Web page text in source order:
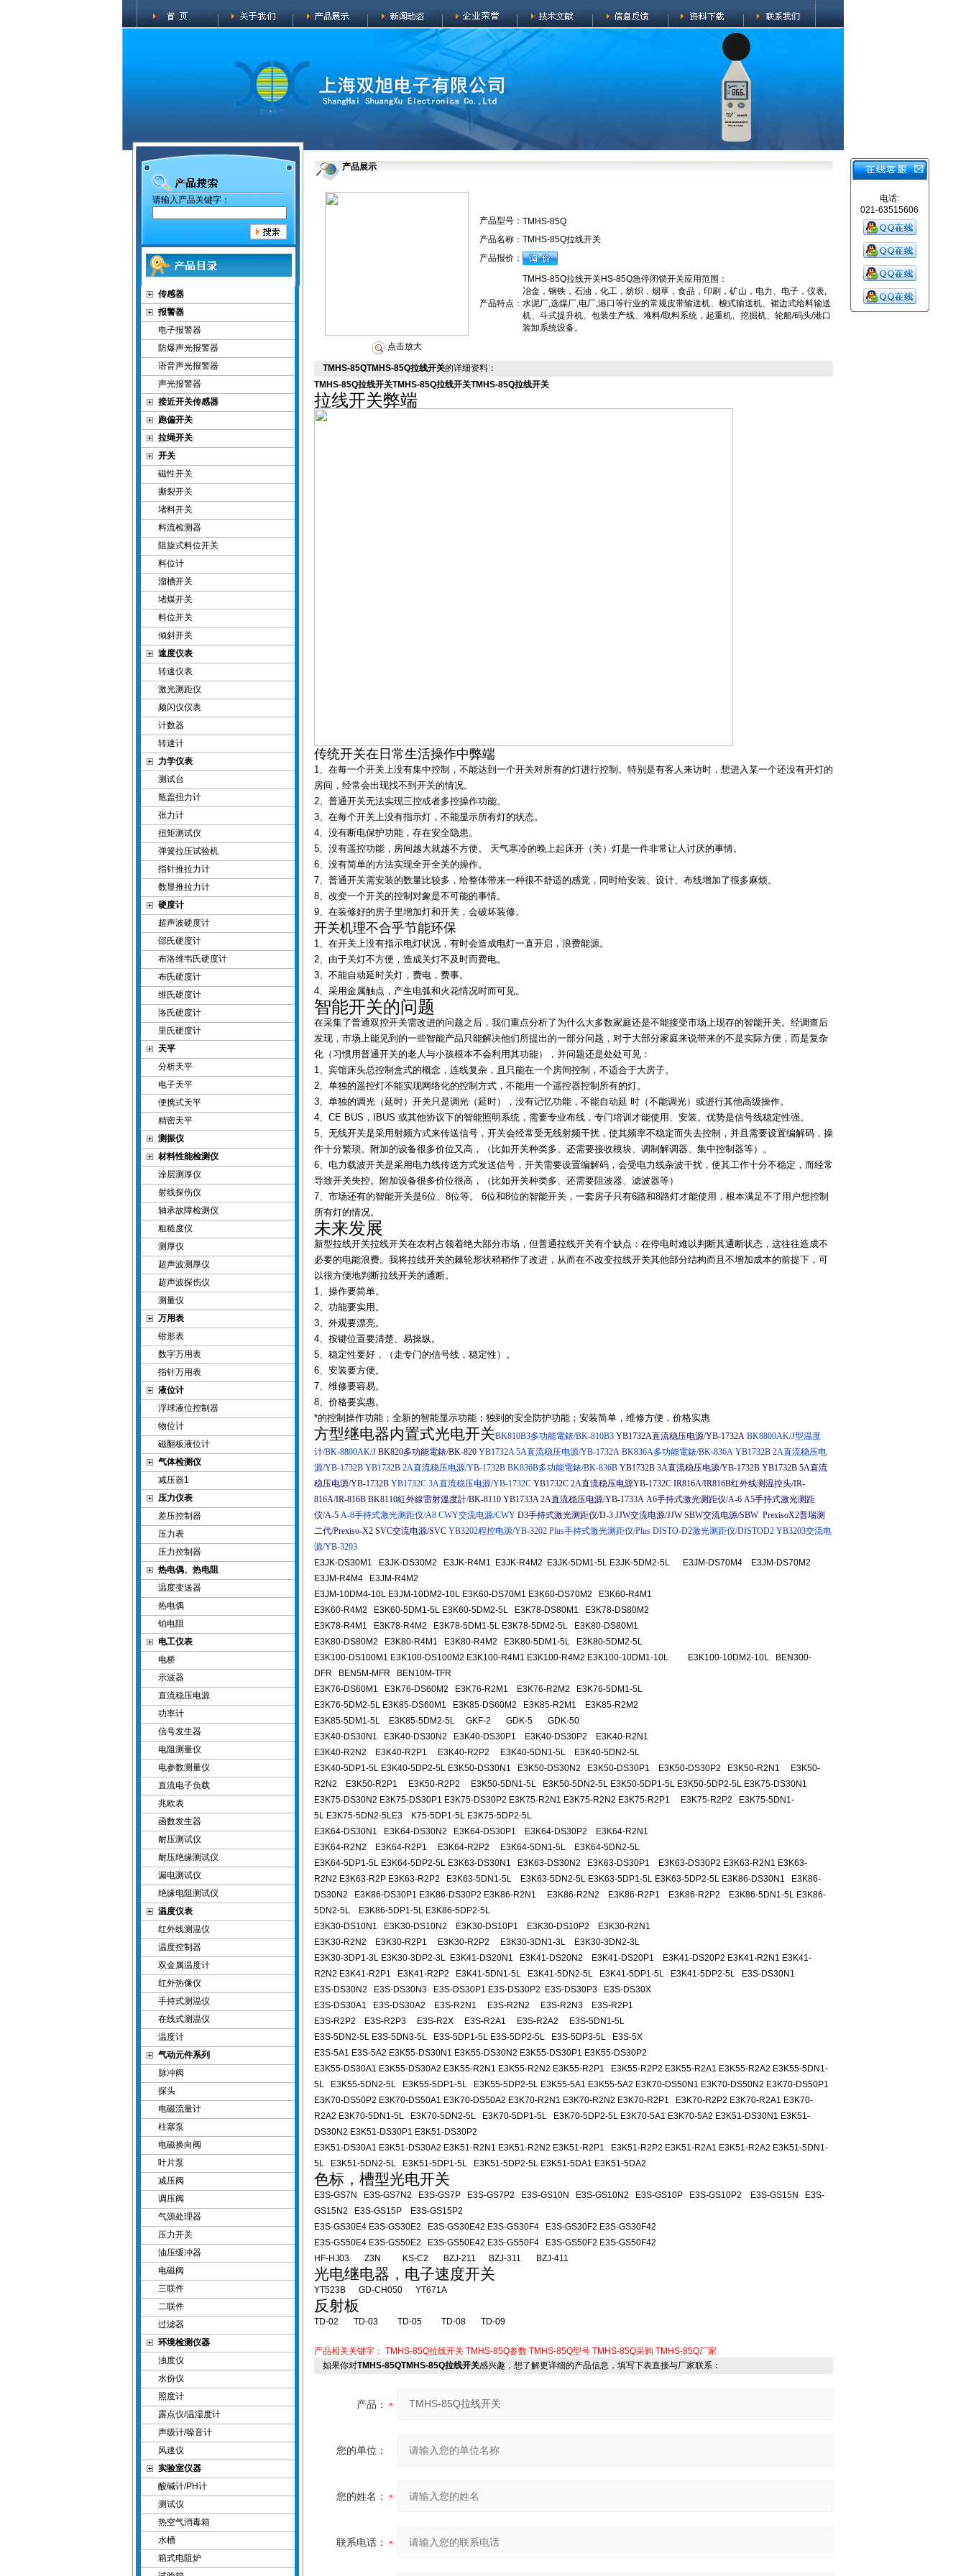
电话:
021-63515606
请输入产品关键字：
传感器
报警器
电子报警器
防爆声光报警器
语音声光报警器
声光报警器
接近开关传感器
跑偏开关
拉绳开关
开关
磁性开关
撕裂开关
堵料开关
料流检测器
阻旋式料位开关
料位计
溜槽开关
堵煤开关
料位开关
倾斜开关
速度仪表
转速仪表
激光测距仪
频闪仪仪表
计数器
转速计
力学仪表
测试台
瓶盖扭力计
张力计
扭矩测试仪
弹簧拉压试验机
指针推拉力计
数显推拉力计
硬度计
超声波硬度计
邵氏硬度计
布洛维韦氏硬度计
布氏硬度计
维氏硬度计
洛氏硬度计
里氏硬度计
天平
分析天平
电子天平
便携式天平
精密天平
测振仪
材料性能检测仪
涂层测厚仪
射线探伤仪
轴承故障检测仪
粗糙度仪
测厚仪
超声波测厚仪
超声波探伤仪
测量仪
万用表
钳形表
数字万用表
指针万用表
液位计
浮球液位控制器
物位计
磁翻板液位计
气体检测仪
减压器1
压力仪表
差压控制器
压力表
压力控制器
热电偶、热电阻
温度变送器
热电偶
铂电阻
电工仪表
电桥
示波器
直流稳压电源
功率计
信号发生器
电阻测量仪
电参数测量仪
直流电子负载
兆欧表
函数发生器
耐压测试仪
耐压绝缘测试仪
漏电测试仪
绝缘电阻测试仪
温度仪表
红外线测温仪
温度控制器
双金属温度计
红外热像仪
手持式测温仪
在线式测温仪
温度计
气动元件系列
脉冲阀
探头
电磁流量计
柱塞泵
电磁换向阀
叶片泵
减压阀
调压阀
气源处理器
压力开关
油压缓冲器
电磁阀
三联件
二联件
过滤器
环境检测仪器
浊度仪
水份仪
照度计
露点仪/温湿度计
声级计/噪音计
风速仪
实验室仪器
酸碱计/PH计
测试仪
热空气消毒箱
水槽
箱式电阻炉
产品展示
点击放大
产品型号： TMHS-85Q
产品名称： TMHS-85Q拉线开关
产品报价：
产品特点：
TMHS-85Q拉线开关HS-85Q急停闭锁开关应用范围：
冶金，钢铁，石油，化工，纺织，烟草，食品，印刷，矿山，电力、电子，仪表,
水泥厂,选煤厂,电厂,港口等行业的常规皮带输送机、梭式输送机、裙边式给料输送
机、斗式提升机、包装生产线、堆料/取料系统，起重机、挖掘机、轮船/码头/港口
装卸系统设备。
TMHS-85QTMHS-85Q拉线开关的详细资料：
TMHS-85Q拉线开关TMHS-85Q拉线开关TMHS-85Q拉线开关
拉线开关弊端
传统开关在日常生活操作中弊端
1、在每一个开关上没有集中控制，不能达到一个开关对所有的灯进行控制。特别是有客人来访时，想进入某一个还没有开灯的
房间，经常会出现找不到开关的情况。
2、普通开关无法实现三控或者多控操作功能。
3、在每个开关上没有指示灯，不能显示所有灯的状态。
4、没有断电保护功能，存在安全隐患。
5、没有遥控功能，房间越大就越不方便。 天气寒冷的晚上起床开（关）灯是一件非常让人讨厌的事情。
6、没有简单的方法实现全开全关的操作。
7、普通开关需安装的数量比较多，给整体带来一种很不舒适的感觉，同时给安装、设计、布线增加了很多麻烦。
8、改变一个开关的控制对象是不可能的事情。
9、在装修好的房子里增加灯和开关，会破坏装修。
开关机理不合乎节能环保
1、在开关上没有指示电灯状况，有时会造成电灯一直开启，浪费能源。
2、由于关灯不方便，造成关灯不及时而费电。
3、不能自动延时关灯，费电，费事。
4、采用金属触点，产生电弧和火花情况时而可见。
智能开关的问题
在采集了普通双控开关需改进的问题之后，我们重点分析了为什么大多数家庭还是不能接受市场上现存的智能开关。经调查后
发现，市场上能见到的一些智能产品只能解决他们所提出的一部分问题，对于大部分家庭来说带来的不是实际方便，而是复杂
化（习惯用普通开关的老人与小孩根本不会利用其功能），并问题还是处处可见：
1、宾馆床头总控制盒式的概念，连线复杂，且只能在一个房间控制，不适合于大房子。
2、单独的遥控灯不能实现网络化的控制方式，不能用一个遥控器控制所有的灯。
3、单独的调光（延时）开关只是调光（延时），没有记忆功能，不能自动延 时（不能调光）或进行其他高级操作。
4、CE BUS，IBUS 或其他协议下的智能照明系统，需要专业布线，专门培训才能使用、安装。优势是信号线稳定性强。
5、无线开关是采用射频方式来传送信号，开关会经常受无线射频干扰，使其频率不稳定而失去控制，并且需要设置编解码，操
作十分繁琐。附加的设备很多价位又高，（比如开关种类多、还需要接收模块、调制解调器、集中控制器等）。
6、电力载波开关是采用电力线传送方式发送信号，开关需要设置编解码，会受电力线杂波干扰，使其工作十分不稳定，而经常
导致开关失控。附加设备很多价位很高，（比如开关种类多、还需要阻波器、滤波器等）
7、市场还有的智能开关是6位、8位等。 6位和8位的智能开关，一套房子只有6路和8路灯才能使用，根本满足不了用户想控制
所有灯的情况。
未来发展
新型拉线开关拉线开关在农村占领着绝大部分市场，但普通拉线开关有个缺点：在停电时难以判断其通断状态，这往往造成不
必要的电能浪费。我将拉线开关的棘轮形状稍稍作了改进，从而在不改变拉线开关其他部分结构而且不增加成本的前提下，可
以很方便地判断拉线开关的通断。
1、操作要简单。
2、功能要实用。
3、外观要漂亮。
4、按键位置要清楚、易操纵。
5、稳定性要好，（走专门的信号线，稳定性）。
6、安装要方便。
7、维修要容易。
8、价格要实惠。
*的控制操作功能；全新的智能显示功能；独到的安全防护功能；安装简单，维修方便，价格实惠
方型继电器内置式光电开关BK810B3多功能電錶/BK-810B3 YB1732A直流稳压电源/YB-1732A BK8800AK/J型温度
计/BK-8800AK/J BK820多功能電錶/BK-820 YB1732A 5A直流稳压电源/YB-1732A BK836A多功能電錶/BK-836A YB1732B 2A直流稳压电
源/YB-1732B YB1732B 2A直流稳压电源/YB-1732B BK836B多功能電錶/BK-836B YB1732B 3A直流稳压电源/YB-1732B YB1732B 5A直流
稳压电源/YB-1732B YB1732C 3A直流稳压电源/YB-1732C YB1732C 2A直流稳压电源YB-1732C IR816A/IR816B红外线测温控头/IR-
816A/IR-816B BK8110紅外線雷射溫度計/BK-8110 YB1733A 2A直流稳压电源/YB-1733A A6手持式激光测距仪/A-6 A5手持式激光测距
仪/A-5 A-8手持式激光测距仪/A8 CWY交流电源/CWY D3手持式激光测距仪/D-3 JJW交流电源/JJW SBW交流电源/SBW PrexisoX2普瑞测
二代/Prexiso-X2 SVC交流电源/SVC YB3202程控电源/YB-3202 Plus手持式激光测距仪/Plus DISTO-D2激光测距仪/DISTOD2 YB3203交流电
源/YB-3203
E3JK-DS30M1 E3JK-DS30M2 E3JK-R4M1 E3JK-R4M2 E3JK-5DM1-5L E3JK-5DM2-5L E3JM-DS70M4 E3JM-DS70M2
E3JM-R4M4 E3JM-R4M2
E3JM-10DM4-10L E3JM-10DM2-10L E3K60-DS70M1 E3K60-DS70M2 E3K60-R4M1
E3K60-R4M2 E3K60-5DM1-5L E3K60-5DM2-5L E3K78-DS80M1 E3K78-DS80M2
E3K78-R4M1 E3K78-R4M2 E3K78-5DM1-5L E3K78-5DM2-5L E3K80-DS80M1
E3K80-DS80M2 E3K80-R4M1 E3K80-R4M2 E3K80-5DM1-5L E3K80-5DM2-5L
E3K100-DS100M1 E3K100-DS100M2 E3K100-R4M1 E3K100-R4M2 E3K100-10DM1-10L E3K100-10DM2-10L BEN300-
DFR BEN5M-MFR BEN10M-TFR
E3K76-DS60M1 E3K76-DS60M2 E3K76-R2M1 E3K76-R2M2 E3K76-5DM1-5L
E3K76-5DM2-5L E3K85-DS60M1 E3K85-DS60M2 E3K85-R2M1 E3K85-R2M2
E3K85-5DM1-5L E3K85-5DM2-5L GKF-2 GDK-5 GDK-50
E3K40-DS30N1 E3K40-DS30N2 E3K40-DS30P1 E3K40-DS30P2 E3K40-R2N1
E3K40-R2N2 E3K40-R2P1 E3K40-R2P2 E3K40-5DN1-5L E3K40-5DN2-5L
E3K40-5DP1-5L E3K40-5DP2-5L E3K50-DS30N1 E3K50-DS30N2 E3K50-DS30P1 E3K50-DS30P2 E3K50-R2N1 E3K50-
R2N2 E3K50-R2P1 E3K50-R2P2 E3K50-5DN1-5L E3K50-5DN2-5L E3K50-5DP1-5L E3K50-5DP2-5L E3K75-DS30N1
E3K75-DS30N2 E3K75-DS30P1 E3K75-DS30P2 E3K75-R2N1 E3K75-R2N2 E3K75-R2P1 E3K75-R2P2 E3K75-5DN1-
5L E3K75-5DN2-5LE3 K75-5DP1-5L E3K75-5DP2-5L
E3K64-DS30N1 E3K64-DS30N2 E3K64-DS30P1 E3K64-DS30P2 E3K64-R2N1
E3K64-R2N2 E3K64-R2P1 E3K64-R2P2 E3K64-5DN1-5L E3K64-5DN2-5L
E3K64-5DP1-5L E3K64-5DP2-5L E3K63-DS30N1 E3K63-DS30N2 E3K63-DS30P1 E3K63-DS30P2 E3K63-R2N1 E3K63-
R2N2 E3K63-R2P E3K63-R2P2 E3K63-5DN1-5L E3K63-5DN2-5L E3K63-5DP1-5L E3K63-5DP2-5L E3K86-DS30N1 E3K86-
DS30N2 E3K86-DS30P1 E3K86-DS30P2 E3K86-R2N1 E3K86-R2N2 E3K86-R2P1 E3K86-R2P2 E3K86-5DN1-5L E3K86-
5DN2-5L E3K86-5DP1-5L E3K86-5DP2-5L
E3K30-DS10N1 E3K30-DS10N2 E3K30-DS10P1 E3K30-DS10P2 E3K30-R2N1
E3K30-R2N2 E3K30-R2P1 E3K30-R2P2 E3K30-3DN1-3L E3K30-3DN2-3L
E3K30-3DP1-3L E3K30-3DP2-3L E3K41-DS20N1 E3K41-DS20N2 E3K41-DS20P1 E3K41-DS20P2 E3K41-R2N1 E3K41-
R2N2 E3K41-R2P1 E3K41-R2P2 E3K41-5DN1-5L E3K41-5DN2-5L E3K41-5DP1-5L E3K41-5DP2-5L E3S-DS30N1
E3S-DS30N2 E3S-DS30N3 E3S-DS30P1 E3S-DS30P2 E3S-DS30P3 E3S-DS30X
E3S-DS30A1 E3S-DS30A2 E3S-R2N1 E3S-R2N2 E3S-R2N3 E3S-R2P1
E3S-R2P2 E3S-R2P3 E3S-R2X E3S-R2A1 E3S-R2A2 E3S-5DN1-5L
E3S-5DN2-5L E3S-5DN3-5L E3S-5DP1-5L E3S-5DP2-5L E3S-5DP3-5L E3S-5X
E3S-5A1 E3S-5A2 E3K55-DS30N1 E3K55-DS30N2 E3K55-DS30P1 E3K55-DS30P2
E3K55-DS30A1 E3K55-DS30A2 E3K55-R2N1 E3K55-R2N2 E3K55-R2P1 E3K55-R2P2 E3K55-R2A1 E3K55-R2A2 E3K55-5DN1-
5L E3K55-5DN2-5L E3K55-5DP1-5L E3K55-5DP2-5L E3K55-5A1 E3K55-5A2 E3K70-DS50N1 E3K70-DS50N2 E3K70-DS50P1
E3K70-DS50P2 E3K70-DS50A1 E3K70-DS50A2 E3K70-R2N1 E3K70-R2N2 E3K70-R2P1 E3K70-R2P2 E3K70-R2A1 E3K70-
R2A2 E3K70-5DN1-5L E3K70-5DN2-5L E3K70-5DP1-5L E3K70-5DP2-5L E3K70-5A1 E3K70-5A2 E3K51-DS30N1 E3K51-
DS30N2 E3K51-DS30P1 E3K51-DS30P2
E3K51-DS30A1 E3K51-DS30A2 E3K51-R2N1 E3K51-R2N2 E3K51-R2P1 E3K51-R2P2 E3K51-R2A1 E3K51-R2A2 E3K51-5DN1-
5L E3K51-5DN2-5L E3K51-5DP1-5L E3K51-5DP2-5L E3K51-5DA1 E3K51-5DA2
色标，槽型光电开关
E3S-GS7N E3S-GS7N2 E3S-GS7P E3S-GS7P2 E3S-GS10N E3S-GS10N2 E3S-GS10P E3S-GS10P2 E3S-GS15N E3S-
GS15N2 E3S-GS15P E3S-GS15P2
E3S-GS30E4 E3S-GS30E2 E3S-GS30E42 E3S-GS30F4 E3S-GS30F2 E3S-GS30F42
E3S-GS50E4 E3S-GS50E2 E3S-GS50E42 E3S-GS50F4 E3S-GS50F2 E3S-GS50F42
HF-HJ03 Z3N KS-C2 BZJ-211 BZJ-311 BZJ-411
光电继电器，电子速度开关
YT523B GD-CH050 YT671A
反射板
TD-02 TD-03 TD-05 TD-08 TD-09
产品相关关键字： TMHS-85Q拉线开关 TMHS-85Q参数 TMHS-85Q型号 TMHS-85Q采购 TMHS-85Q厂家
如果你对TMHS-85QTMHS-85Q拉线开关感兴趣，想了解更详细的产品信息，填写下表直接与厂家联系：
产品：
您的单位：
您的姓名：
联系电话：